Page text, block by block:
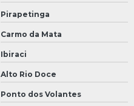
Pirapetinga
Carmo da Mata
Ibiraci
Alto Rio Doce
Ponto dos Volantes